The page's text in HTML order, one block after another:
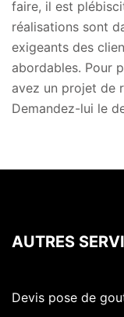
faire, il est
réalisations sont
exigeants des
abordables. Pour
avez un projet de
Demandez-lui le
AUTRES
Devis pose de